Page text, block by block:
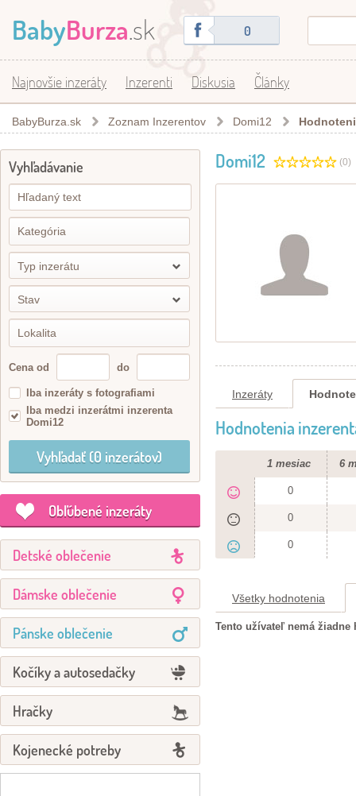
BabyBurza.sk 0
Najnovšie inzeráty Inzerenti Diskusia Články
BabyBurza.sk Zoznam Inzerentov Domi12
Vyhľadávanie
Typ inzerátu
Stav
Cena od do
Iba inzeráty s fotografiami
Iba medzi inzerátmi inzerenta
Domi12
Obľúbené inzeráty
Detské oblečenie
Dámske oblečenie
Pánske oblečenie
Kočíky a autosedačky
Hračky
Kojenecké potreby
Domi12 (0)
Inzeráty
Hodnotenia
1 mesiac 6
0
0
0
Všetky hodnotenia
Tento užívateľ nemá